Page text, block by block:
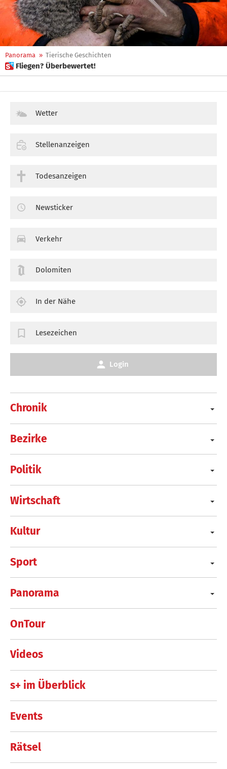
Panorama » Tierische Geschichten
 Fliegen? Überbewertet!
Chronik
Bezirke
Politik
Wirtschaft
Kultur
Sport
Panorama
OnTour
Videos
s+ im Überblick
Events
Rätsel
Wetter
Stellenanzeigen
Todesanzeigen
Newsticker
Verkehr
Dolomiten
In der Nähe
Lesezeichen
Login